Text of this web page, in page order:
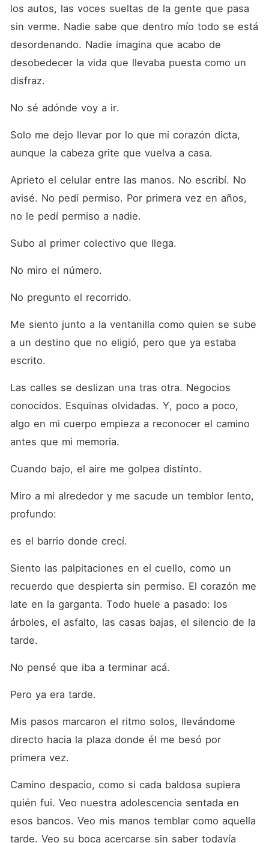
los autos, las voces sueltas de la gente que pasa
sin verme. Nadie sabe que dentro mío todo se está
desordenando. Nadie imagina que acabo de
desobedecer la vida que llevaba puesta como un
disfraz.
No sé adónde voy a ir.
Solo me dejo llevar por lo que mi corazón dicta,
aunque la cabeza grite que vuelva a casa.
Aprieto el celular entre las manos. No escribí. No
avisé. No pedí permiso. Por primera vez en años,
no le pedí permiso a nadie.
Subo al primer colectivo que llega.
No miro el número.
No pregunto el recorrido.
Me siento junto a la ventanilla como quien se sube
a un destino que no eligió, pero que ya estaba
escrito.
Las calles se deslizan una tras otra. Negocios
conocidos. Esquinas olvidadas. Y, poco a poco,
algo en mi cuerpo empieza a reconocer el camino
antes que mi memoria.
Cuando bajo, el aire me golpea distinto.
Miro a mi alrededor y me sacude un temblor lento,
profundo:
es el barrio donde crecí.
Siento las palpitaciones en el cuello, como un
recuerdo que despierta sin permiso. El corazón me
late en la garganta. Todo huele a pasado: los
árboles, el asfalto, las casas bajas, el silencio de la
tarde.
No pensé que iba a terminar acá.
Pero ya era tarde.
Mis pasos marcaron el ritmo solos, llevándome
directo hacia la plaza donde él me besó por
primera vez.
Camino despacio, como si cada baldosa supiera
quién fui. Veo nuestra adolescencia sentada en
esos bancos. Veo mis manos temblar como aquella
tarde. Veo su boca acercarse sin saber todavía